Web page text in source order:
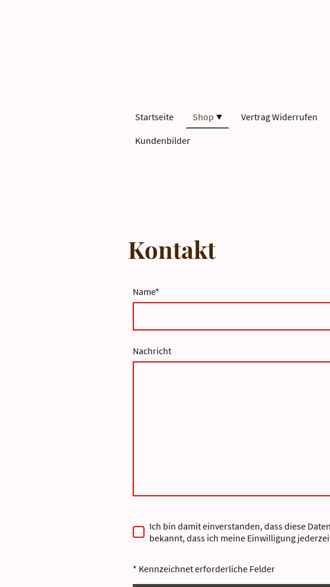
Startseite Shop
Vertrag Widerrufen
Kundenbilder
Kontakt
Name*
Nachricht
Ich bin damit einverstanden, dass diese
bekannt, dass ich meine Einwilligung
* Kennzeichnet erforderliche Felder